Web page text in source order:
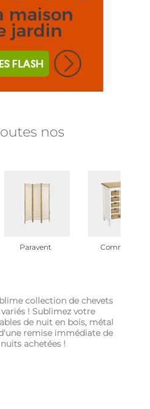
nos
Paravent Commode
collection de chevets
! Sublimez votre
de nuit en bois, métal
remise immédiate de
achetées !